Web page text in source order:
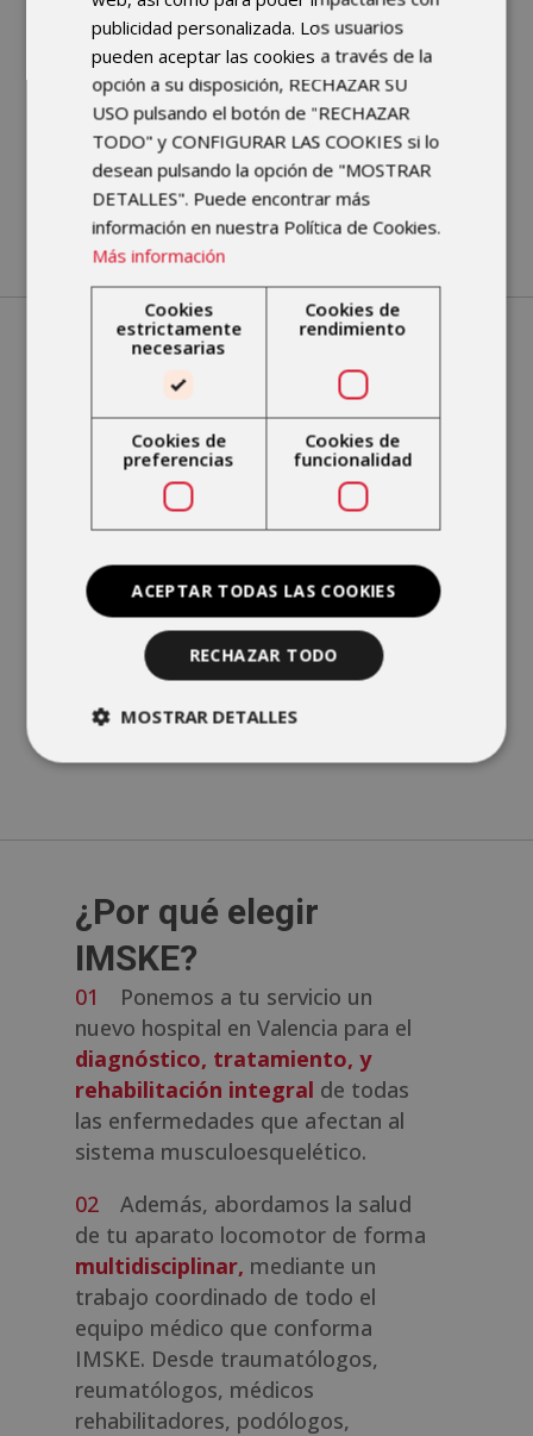
ANALITICA SI
Mostrando desde 1 hasta 10 de
10 registros
❮ 1 ❯
Pasos para venir con
tu seguro de
Agrupació Mutua
Si deseas concertar con Agrupació
centro, sólo tienes que rellenar el
formulario que encontrarás al final de
esta página web. Asimismo, también
ponemos a tu disposición el teléfono
369 00 00.
¿Por qué elegir
IMSKE?
Ponemos a tu servicio un
nuevo hospital en Valencia para el
diagnóstico, tratamiento, y
rehabilitación integral de todas
las enfermedades que afectan al
sistema musculoesquelético.
Además, abordamos la salud
de tu aparato locomotor de forma
multidisciplinar, mediante un
trabajo coordinado de todo el
equipo médico que conforma
IMSKE. Desde traumatólogos,
reumatólogos, médicos
rehabilitadores, podólogos,
publicidad personalizada. Los usuarios
pueden aceptar las cookies a través de la
opción a su disposición, RECHAZAR SU
USO pulsando el botón de "RECHAZAR
TODO" y CONFIGURAR LAS COOKIES si lo
desean pulsando la opción de "MOSTRAR
DETALLES". Puede encontrar más
información en nuestra Política de Cookies.
Más información
Cookies
estrictamente
necesarias
Cookies de
rendimiento
Cookies de
preferencias
Cookies de
funcionalidad
ACEPTAR TODAS LAS COOKIES
RECHAZAR TODO
MOSTRAR DETALLES